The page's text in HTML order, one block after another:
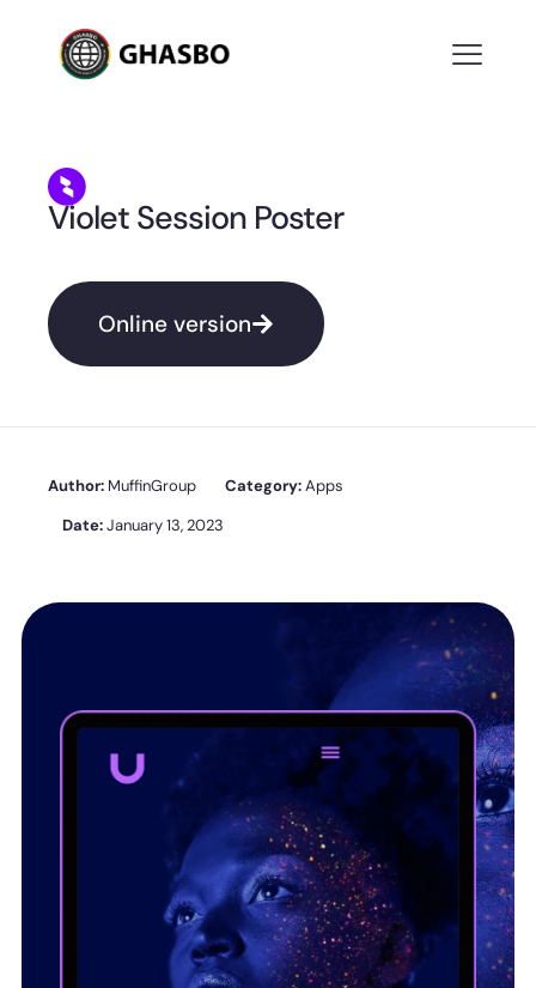
Violet Session Poster
Online version
Author: MuffinGroup Category:Apps
Date:January 13, 2023